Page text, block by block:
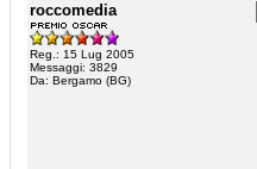
roccomedia
Reg.: 15 Lug 2005
Messaggi: 3829
Da: Bergamo (BG)